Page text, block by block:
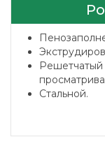
Стальной.